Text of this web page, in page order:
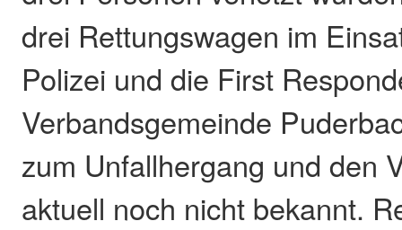
drei Rettungswagen im
Polizei und die First
Verbandsgemeinde
zum Unfallhergang und den
aktuell noch nicht bekannt.